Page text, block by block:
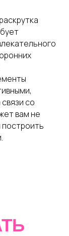
со
вам не
построить